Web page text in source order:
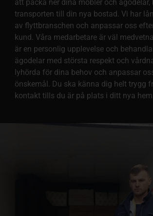
att packa ner dina möbler och
transporten till din nya bostad. Vi har
av flyttbranschen och anpassar oss
kund. Våra medarbetare är väl
är en personlig upplevelse och
ägodelar med största respekt och
lyhörda för dina behov och anpassar
önskemål. Du ska känna dig helt trygg
kontakt tills du är på plats i ditt nya